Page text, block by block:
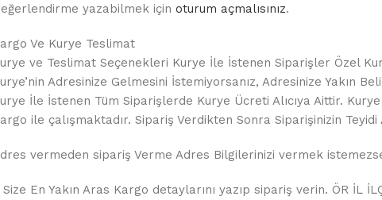
yazabilmek için oturum açmalısınız.
Ve Kurye Teslimat
ve Teslimat Seçenekleri Kurye İle İstenen Siparişler Özel
Adresinize Gelmesini İstemiyorsanız, Adresinize Yakın
İle İstenen Tüm Siparişlerde Kurye Ücreti Alıcıya Aittir.
ile çalışmaktadır. Sipariş Verdikten Sonra Siparişinizin Teyidi
vermeden sipariş Verme Adres Bilgilerinizi vermek
Size En Yakın Aras Kargo detaylarını yazıp sipariş verin. ÖR İL